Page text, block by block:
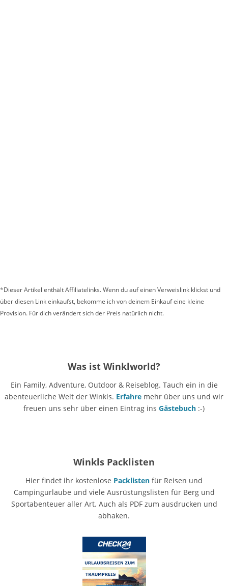
*Dieser Artikel enthält Affiliatelinks. Wenn du auf einen Verweislink klickst und
über diesen Link einkaufst, bekomme ich von deinem Einkauf eine kleine
Provision. Für dich verändert sich der Preis natürlich nicht.
Was ist Winklworld?
Ein Family, Adventure, Outdoor & Reiseblog. Tauch ein in die
abenteuerliche Welt der Winkls. Erfahre mehr über uns und wir
freuen uns sehr über einen Eintrag ins Gästebuch :-)
Winkls Packlisten
Hier findet ihr kostenlose Packlisten für Reisen und
Campingurlaube und viele Ausrüstungslisten für Berg und
Sportabenteuer aller Art. Auch als PDF zum ausdrucken und
abhaken.